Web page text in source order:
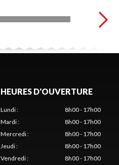
HEURES D'OUVERTURE
Lundi:
8h00 - 17h00
Mardi:
8h00 - 17h00
Mercredi:
8h00 - 17h00
Jeudi:
8h00 - 17h00
Vendredi: 8h00 - 17h00